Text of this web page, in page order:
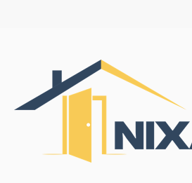
Контакты